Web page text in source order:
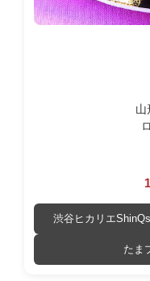
山
渋谷ヒカリエ
たま